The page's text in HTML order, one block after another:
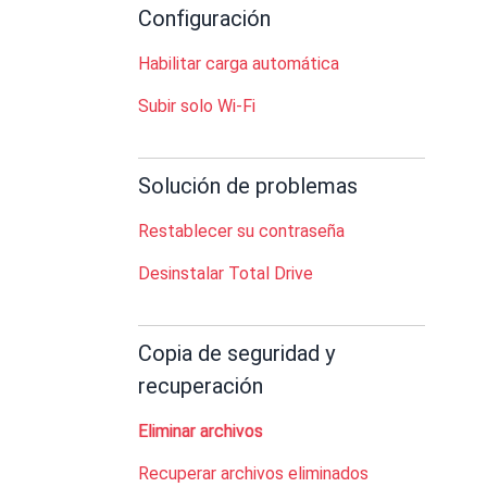
Configuración
Habilitar carga automática
Subir solo Wi-Fi
Solución de problemas
Restablecer su contraseña
Desinstalar Total Drive
Copia de seguridad y
recuperación
Eliminar archivos
Recuperar archivos eliminados